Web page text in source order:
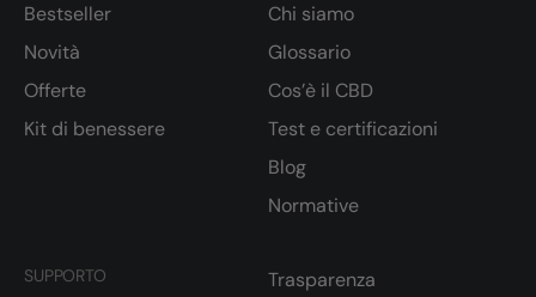
Bestseller
Novità
Offerte
Kit di benessere
Chi siamo
Glossario
Cos’è il CBD
Test e certificazioni
Blog
Normative
SUPPORTO
Trasparenza